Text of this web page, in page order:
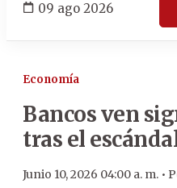
09 ago 2026
Economía
Bancos ven
tras el
Junio 10, 2026 04:00 a. m. •